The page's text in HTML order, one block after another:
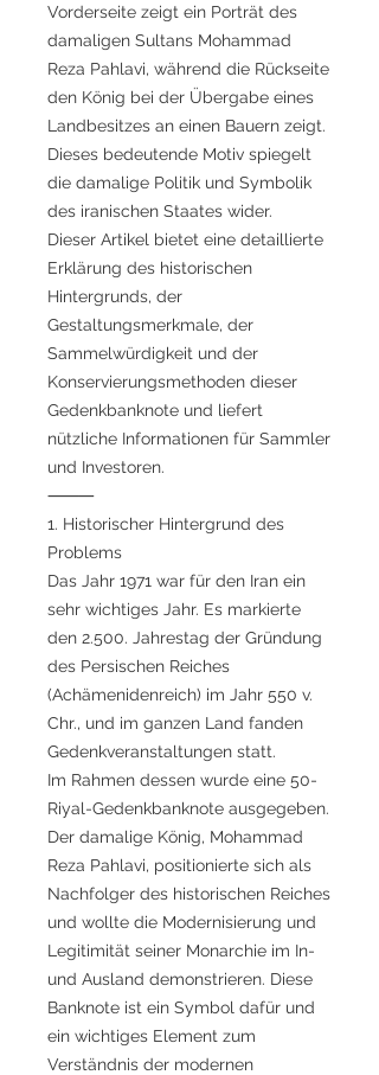
Vorderseite zeigt ein Porträt des
damaligen Sultans Mohammad
Reza Pahlavi, während die Rückseite
den König bei der Übergabe eines
Landbesitzes an einen Bauern zeigt.
Dieses bedeutende Motiv spiegelt
die damalige Politik und Symbolik
des iranischen Staates wider.
Dieser Artikel bietet eine detaillierte
Erklärung des historischen
Hintergrunds, der
Gestaltungsmerkmale, der
Sammelwürdigkeit und der
Konservierungsmethoden dieser
Gedenkbanknote und liefert
nützliche Informationen für Sammler
und Investoren.
⸻
1. Historischer Hintergrund des
Problems
Das Jahr 1971 war für den Iran ein
sehr wichtiges Jahr. Es markierte
den 2.500. Jahrestag der Gründung
des Persischen Reiches
(Achämenidenreich) im Jahr 550 v.
Chr., und im ganzen Land fanden
Gedenkveranstaltungen statt.
Im Rahmen dessen wurde eine 50-
Riyal-Gedenkbanknote ausgegeben.
Der damalige König, Mohammad
Reza Pahlavi, positionierte sich als
Nachfolger des historischen Reiches
und wollte die Modernisierung und
Legitimität seiner Monarchie im In-
und Ausland demonstrieren. Diese
Banknote ist ein Symbol dafür und
ein wichtiges Element zum
Verständnis der modernen